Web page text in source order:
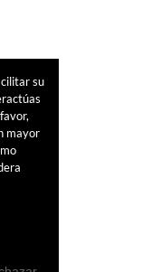
su
mayor